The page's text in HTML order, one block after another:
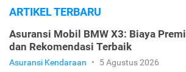
ARTIKEL TERBARU
Asuransi Mobil BMW X3: Biaya
dan Rekomendasi Terbaik
Asuransi Kendaraan • 5 Agustus 2026